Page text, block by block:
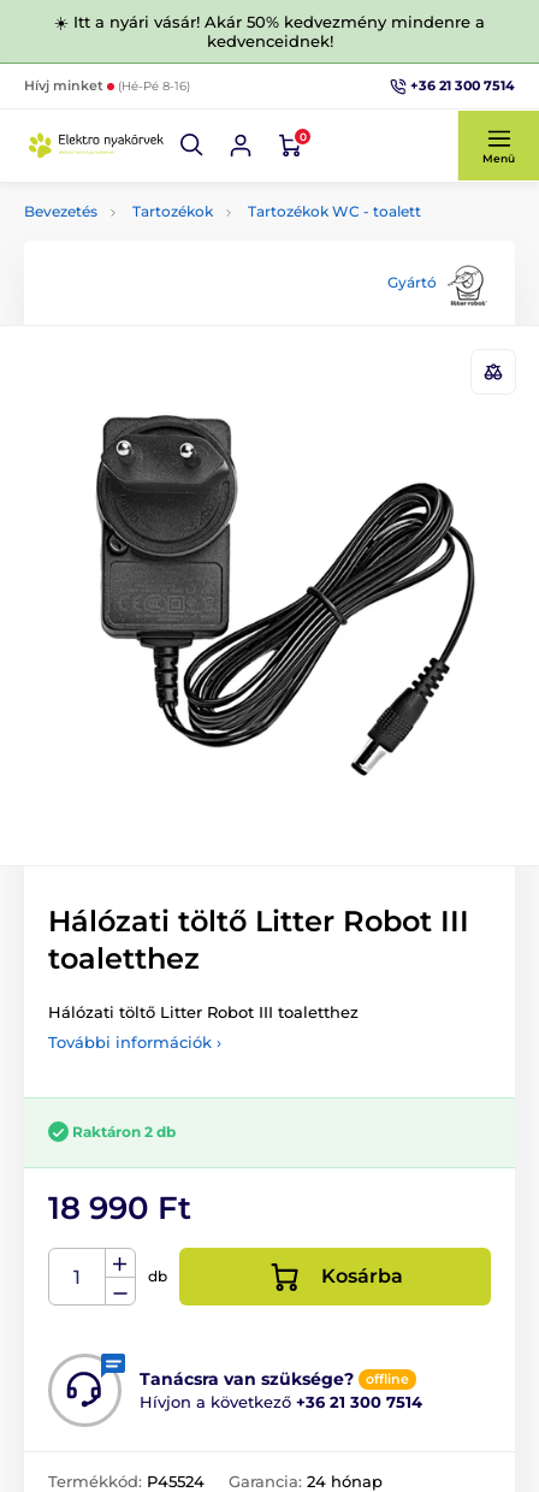
☀️ Itt a nyári vásár! Akár 50% kedvezmény mindenre a
kedvenceidnek!
Hívj minket (Hé-Pé 8-16) +36 21 300 7514
0
Menü
Bevezetés Tartozékok Tartozékok WC - toalett
Gyártó
Hálózati töltő Litter Robot III
toaletthez
Hálózati töltő Litter Robot III toaletthez
További információk ›
Raktáron 2 db
18 990 Ft
db Kosárba
Tanácsra van szüksége? offline
Hívjon a következő +36 21 300 7514
Termékkód: P45524 Garancia: 24 hónap